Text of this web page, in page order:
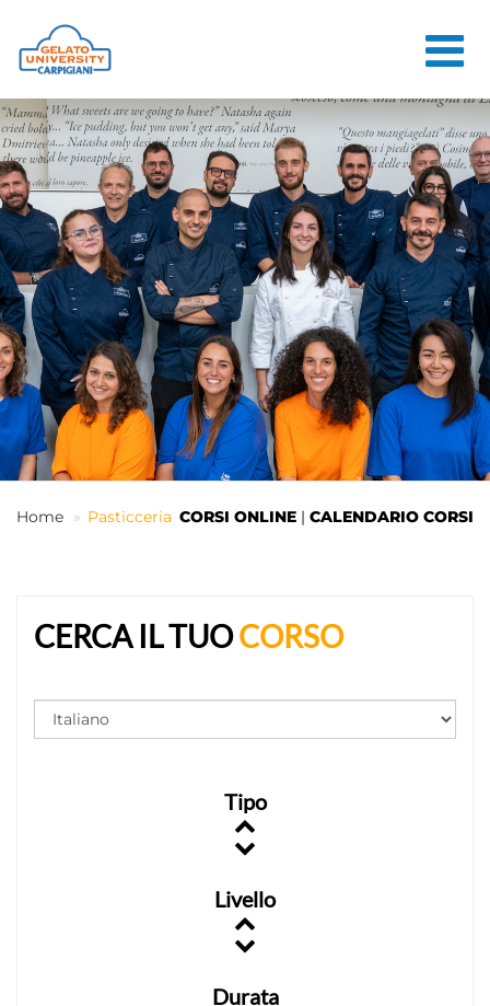
HOME
LA SCUOLA
CORSI ONLINE
CORSI
CONSULENZE
JOB CENTER
CONTATTI
ACCEDI
Home Pasticceria CORSI ONLINE | CALENDARIO CORSI
CERCA IL TUOCORSO
Tipo
Livello
Durata